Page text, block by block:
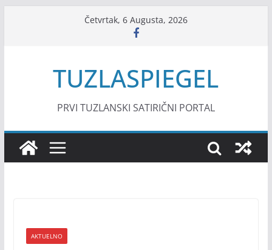
Četvrtak, 6 Augusta, 2026
TUZLASPIEGEL
PRVI TUZLANSKI SATIRIČNI PORTAL
AKTUELNO